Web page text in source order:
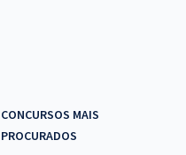
CONCURSOS MAIS
PROCURADOS